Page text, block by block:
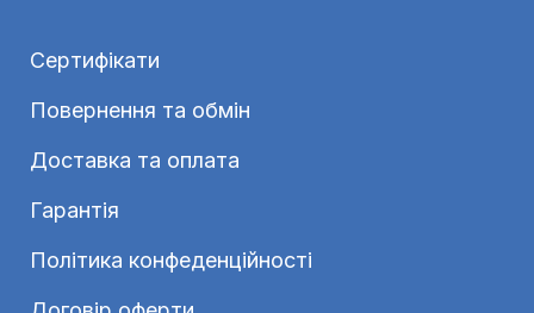
Сертифікати
Повернення та обмін
Доставка та оплата
Гарантія
Політика конфеденційності